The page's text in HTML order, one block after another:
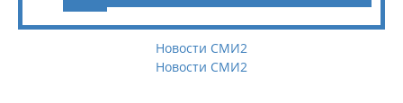
Новости СМИ2
Новости СМИ2